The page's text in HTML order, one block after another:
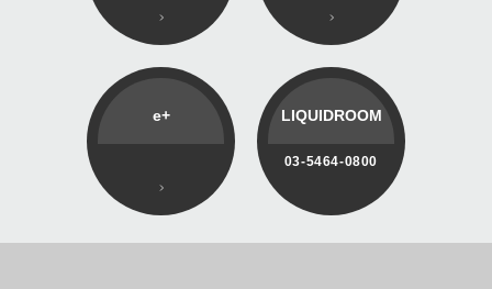
e+ LIQUIDROOM
03-5464-0800